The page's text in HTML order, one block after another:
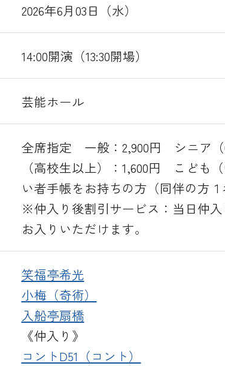
2026年6月03日（水）
14:00開演（13:30開場）
芸能ホール
全席指定 一般：2,900円 シニア
（高校生以上）：1,600円 こども
い者手帳をお持ちの方（同伴の方
※仲入り後割引サービス：当日仲入
お入りいただけます。
笑福亭希光
小梅（奇術）
入船亭扇橋
《仲入り》
コントD51（コント）